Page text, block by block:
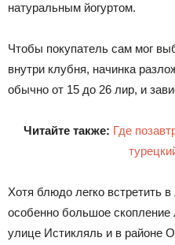
натуральным йогуртом.
Чтобы покупатель сам мог
внутри клубня, начинка
обычно от 15 до 26 лир, и
Читайте также: Где
Хотя блюдо легко встретить
особенно большое скопление
улице Истикляль и в районе